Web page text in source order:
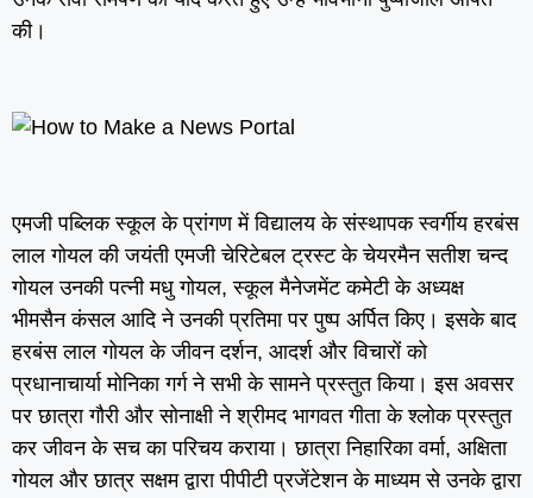
की।
एमजी पब्लिक स्कूल के प्रांगण में विद्यालय के संस्थापक स्वर्गीय हरबंस
लाल गोयल की जयंती एमजी चेरिटेबल ट्रस्ट के चेयरमैन सतीश चन्द
गोयल उनकी पत्नी मधु गोयल, स्कूल मैनेजमेंट कमेटी के अध्यक्ष
भीमसैन कंसल आदि ने उनकी प्रतिमा पर पुष्प अर्पित किए। इसके बाद
हरबंस लाल गोयल के जीवन दर्शन, आदर्श और विचारों को
प्रधानाचार्या मोनिका गर्ग ने सभी के सामने प्रस्तुत किया। इस अवसर
पर छात्रा गौरी और सोनाक्षी ने श्रीमद भागवत गीता के श्लोक प्रस्तुत
कर जीवन के सच का परिचय कराया। छात्रा निहारिका वर्मा, अक्षिता
गोयल और छात्र सक्षम द्वारा पीपीटी प्रजेंटेशन के माध्यम से उनके द्वारा